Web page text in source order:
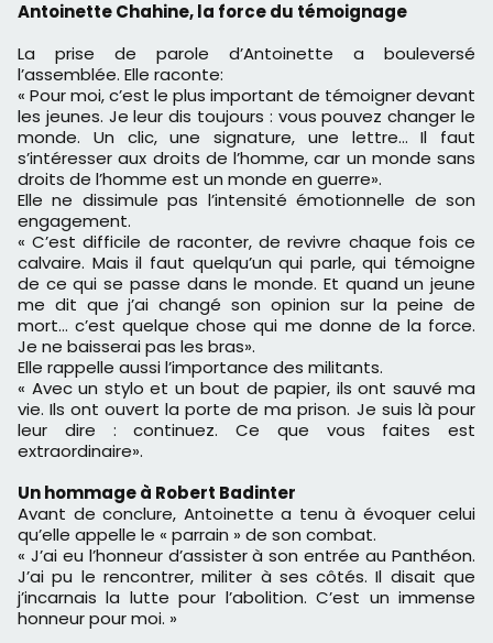
Antoinette Chahine, la force du témoignage
La prise de parole d’Antoinette a bouleversé
l’assemblée. Elle raconte:
« Pour moi, c’est le plus important de témoigner devant
les jeunes. Je leur dis toujours : vous pouvez changer le
monde. Un clic, une signature, une lettre… Il faut
s’intéresser aux droits de l’homme, car un monde sans
droits de l’homme est un monde en guerre».
Elle ne dissimule pas l’intensité émotionnelle de son
engagement.
« C’est difficile de raconter, de revivre chaque fois ce
calvaire. Mais il faut quelqu’un qui parle, qui témoigne
de ce qui se passe dans le monde. Et quand un jeune
me dit que j’ai changé son opinion sur la peine de
mort… c’est quelque chose qui me donne de la force.
Je ne baisserai pas les bras».
Elle rappelle aussi l’importance des militants.
« Avec un stylo et un bout de papier, ils ont sauvé ma
vie. Ils ont ouvert la porte de ma prison. Je suis là pour
leur dire : continuez. Ce que vous faites est
extraordinaire».
Un hommage à Robert Badinter
Avant de conclure, Antoinette a tenu à évoquer celui
qu’elle appelle le « parrain » de son combat.
« J’ai eu l’honneur d’assister à son entrée au Panthéon.
J’ai pu le rencontrer, militer à ses côtés. Il disait que
j’incarnais la lutte pour l’abolition. C’est un immense
honneur pour moi. »